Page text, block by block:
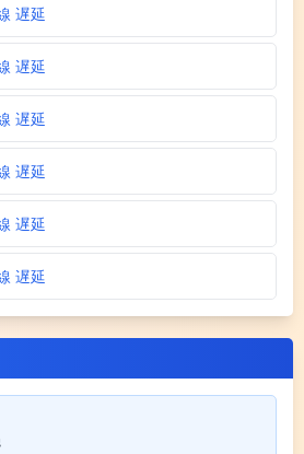
遅延
遅延
遅延
遅延
遅延
遅延